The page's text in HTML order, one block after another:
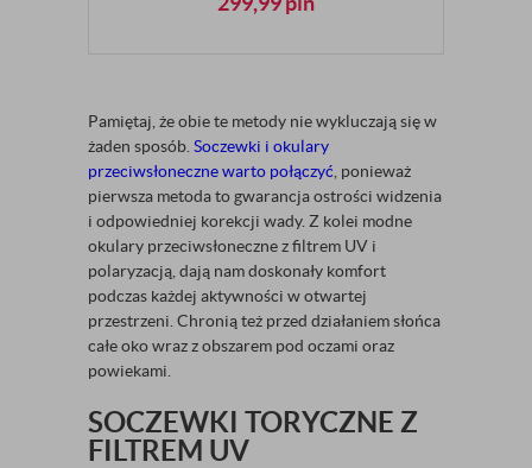
Pamiętaj, że obie te metody nie wykluczają się w
żaden sposób. Soczewki i okulary
przeciwsłoneczne warto połączyć , ponieważ
pierwsza metoda to gwarancja ostrości widzenia
i odpowiedniej korekcji wady. Z kolei modne
okulary przeciwsłoneczne z filtrem UV i
polaryzacją, dają nam doskonały komfort
podczas każdej aktywności w otwartej
przestrzeni. Chronią też przed działaniem słońca
całe oko wraz z obszarem pod oczami oraz
powiekami.
SOCZEWKI TORYCZNE Z
FILTREM UV